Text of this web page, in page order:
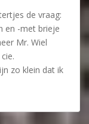
de vraag:
en -met brieje
Mr. Wiel
zo klein dat ik